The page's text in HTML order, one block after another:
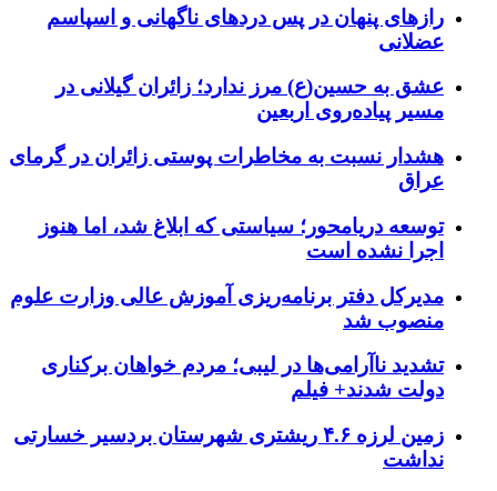
رازهای پنهان در پس دردهای ناگهانی و اسپاسم
عضلانی
عشق به حسین(ع) مرز ندارد؛ زائران گیلانی در
مسیر پیاده‌روی اربعین
هشدار نسبت به مخاطرات پوستی زائران در گرمای
عراق
توسعه دریامحور؛ سیاستی که ابلاغ شد، اما هنوز
اجرا نشده است
مدیرکل دفتر برنامه‌ریزی آموزش عالی وزارت علوم
منصوب شد
تشدید ناآرامی‌ها در لیبی؛ مردم خواهان برکناری
دولت شدند+ فیلم
زمین لرزه ۴.۶ ریشتری شهرستان بردسیر خسارتی
نداشت